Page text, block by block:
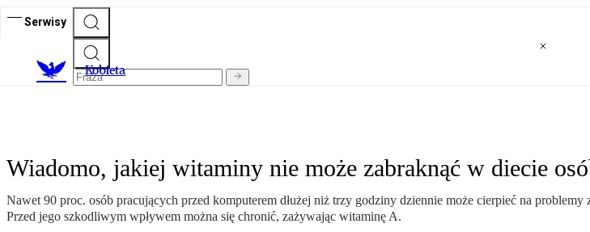
Serwisy
Kobieta
Wiadomo, jakiej witaminy nie może zabraknąć w diecie
Nawet 90 proc. osób pracujących przed komputerem dłużej niż trzy godziny dziennie może cierpieć na
Przed jego szkodliwym wpływem można się chronić, zażywając witaminę A.